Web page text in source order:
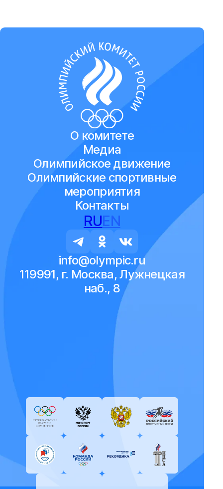
О комитете
Медиа
Олимпийское движение
Олимпийские спортивные
мероприятия
Контакты
RUEN
info@olympic.ru
119991, г. Москва, Лужнецкая
наб., 8